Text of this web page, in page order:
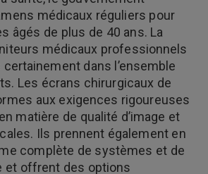
médicaux réguliers pour
âgés de plus de 40 ans. La
médicaux professionnels
dans l’ensemble
Les écrans chirurgicaux de
aux exigences rigoureuses
matière de qualité d’image et
Ils prennent également en
complète de systèmes et de
et offrent des options